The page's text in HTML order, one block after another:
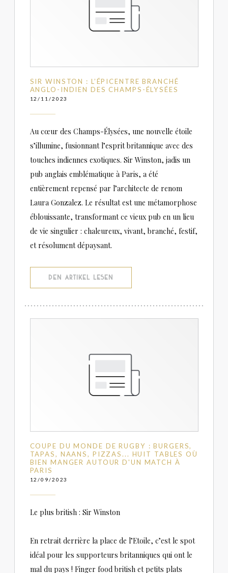
SIR WINSTON : L’ÉPICENTRE BRANCHÉ
ANGLO-INDIEN DES CHAMPS-ÉLYSÉES
12/11/2023
Au cœur des Champs-Élysées, une nouvelle étoile
s’illumine, fusionnant l’esprit britannique avec des
touches indiennes exotiques. Sir Winston, jadis un
pub anglais emblématique à Paris, a été
entièrement repensé par l’architecte de renom
Laura Gonzalez. Le résultat est une métamorphose
éblouissante, transformant ce vieux pub en un lieu
de vie singulier : chaleureux, vivant, branché, festif,
et résolument dépaysant.
DEN ARTIKEL LESEN
COUPE DU MONDE DE RUGBY : BURGERS,
TAPAS, NAANS, PIZZAS... HUIT TABLES OÙ
BIEN MANGER AUTOUR D'UN MATCH À
PARIS
12/09/2023
Le plus british : Sir Winston
En retrait derrière la place de l’Etoile, c’est le spot
idéal pour les supporteurs britanniques qui ont le
mal du pays ! Finger food british et petits plats